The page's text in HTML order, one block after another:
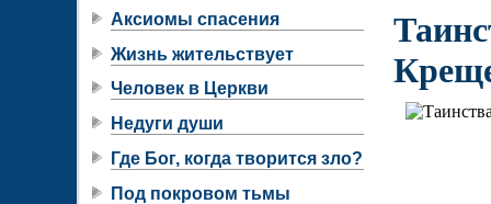
Аксиомы спасения
Жизнь жительствует
Человек в Церкви
Недуги души
Где Бог, когда творится зло?
Под покровом тьмы